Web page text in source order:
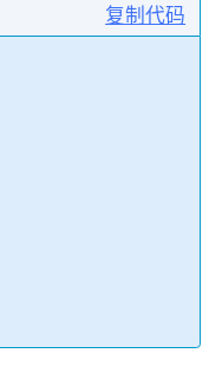
复制代码